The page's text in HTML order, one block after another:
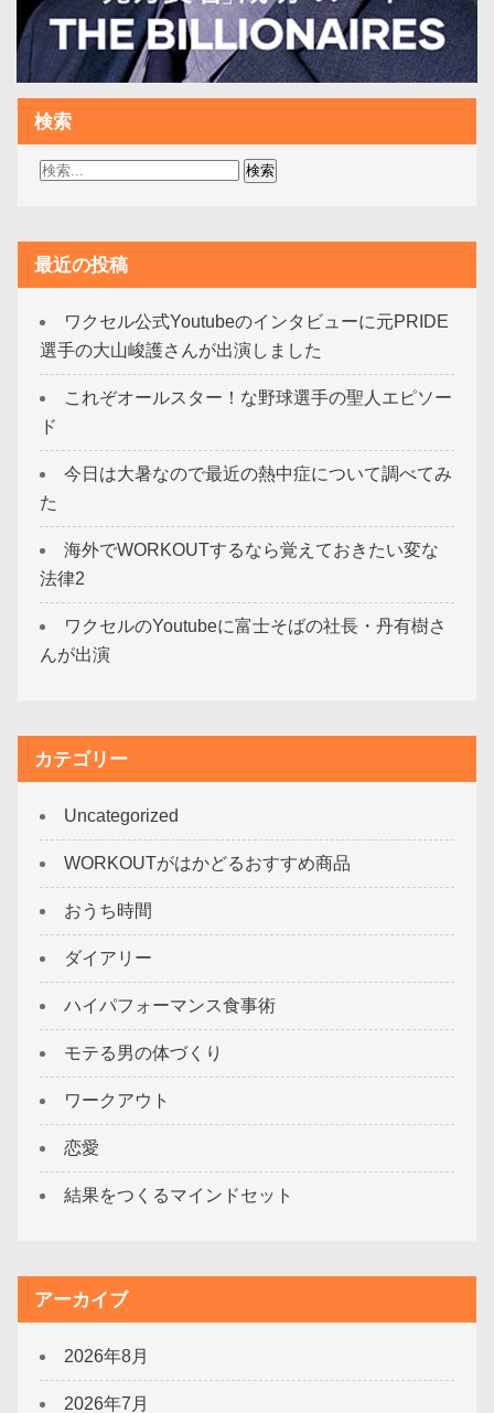
検索
最近の投稿
ワクセル公式Youtubeのインタビューに元PRIDE
選手の大山峻護さんが出演しました
これぞオールスター！な野球選手の聖人エピソー
ド
今日は大暑なので最近の熱中症について調べてみ
た
海外でWORKOUTするなら覚えておきたい変な
法律2
ワクセルのYoutubeに富士そばの社長・丹有樹さ
んが出演
カテゴリー
Uncategorized
WORKOUTがはかどるおすすめ商品
おうち時間
ダイアリー
ハイパフォーマンス食事術
モテる男の体づくり
ワークアウト
恋愛
結果をつくるマインドセット
アーカイブ
2026年8月
2026年7月